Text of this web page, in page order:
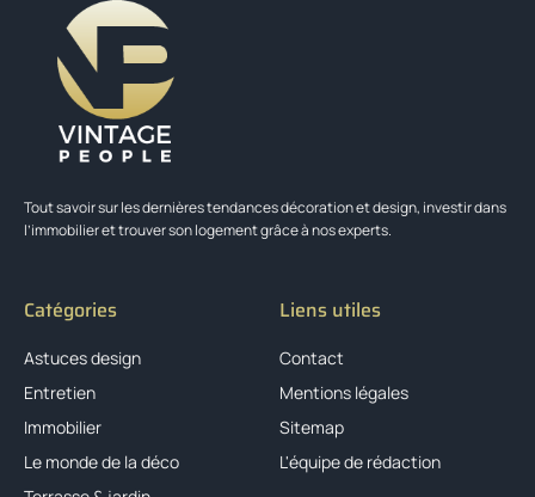
Tout savoir sur les dernières tendances décoration et design, investir dans
l’immobilier et trouver son logement grâce à nos experts.
Catégories
Astuces design
Entretien
Immobilier
Le monde de la déco
Liens utiles
Contact
Mentions légales
Sitemap
L'équipe de rédaction